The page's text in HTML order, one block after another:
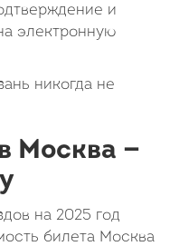
и
электронную
никогда не
Москва —
на 2025 год
билета Москва